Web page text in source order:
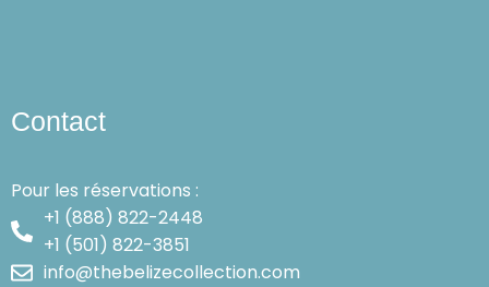
Contact
Pour les réservations :
+1 (888) 822-2448
+1 (501) 822-3851
info@thebelizecollection.com